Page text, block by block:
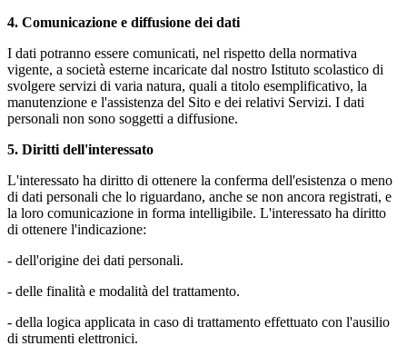
4. Comunicazione e diffusione dei dati
I dati potranno essere comunicati, nel rispetto della normativa
vigente, a società esterne incaricate dal nostro Istituto scolastico di
svolgere servizi di varia natura, quali a titolo esemplificativo, la
manutenzione e l'assistenza del Sito e dei relativi Servizi. I dati
personali non sono soggetti a diffusione.
5. Diritti dell'interessato
L'interessato ha diritto di ottenere la conferma dell'esistenza o meno
di dati personali che lo riguardano, anche se non ancora registrati, e
la loro comunicazione in forma intelligibile. L'interessato ha diritto
di ottenere l'indicazione:
- dell'origine dei dati personali.
- delle finalità e modalità del trattamento.
- della logica applicata in caso di trattamento effettuato con l'ausilio
di strumenti elettronici.